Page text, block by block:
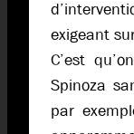
exigeant
C’est
Spinoza
par